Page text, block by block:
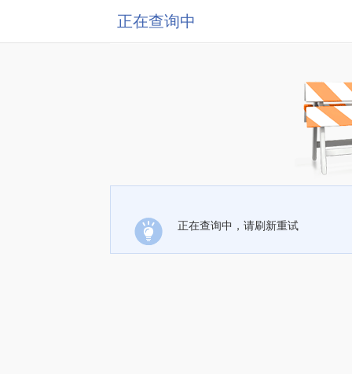
正在查询中
正在查询中，请刷新重试